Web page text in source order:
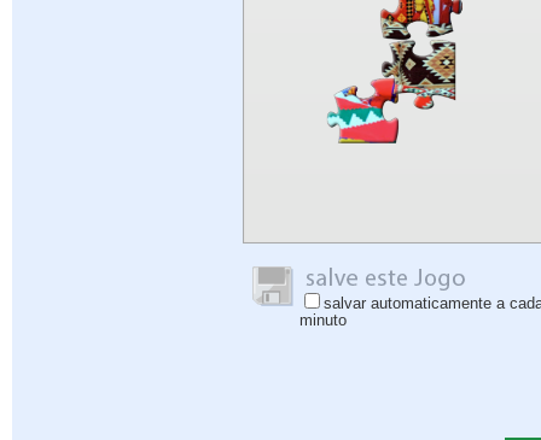
salvar automaticamente a
minuto